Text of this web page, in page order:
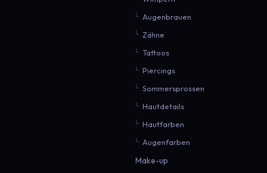
Augenbrauen
Zähne
Tattoos
Piercings
Sommersprossen
Hautdetails
Hautfarben
Augenfarben
Make-up